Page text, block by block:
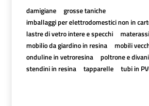
damigiane
grosse taniche
imballaggi per elettrodomestici non in
lastre di vetro intere e specchi
materassi
mobilio da giardino in resina
mobili
onduline in vetroresina
poltrone e divani
stendini in resina
tapparelle tubi in